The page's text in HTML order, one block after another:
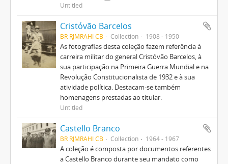
Untitled
Cristóvão Barcelos
BR RJMRAHI CB Collection 1908 - 1950
As fotografias desta coleção fazem referência à
carreira militar do general Cristóvão Barcelos, à
sua participação na Primeira Guerra Mundial e na
Revolução Constitucionalista de 1932 e à sua
atividade política. Destacam-se também
homenagens prestadas ao titular.
Untitled
Castello Branco
BR RJMRAHI CB Collection 1964 - 1967
A coleção é composta por documentos referentes
a Castello Branco durante seu mandato como